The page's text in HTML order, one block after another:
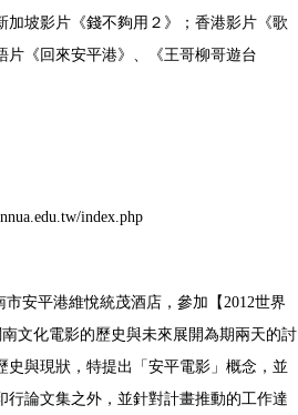
坡影片《錢不夠用２》；香港影片《歌
《回來安平港》、《王哥柳哥遊台
index.php
安平港維悅統茂酒店，參加【 2012世界
文化電影的歷史與未來展開為期兩天的討
與現狀，特提出「安平電影」概念，並
論文集之外，並針對計畫推動的工作達